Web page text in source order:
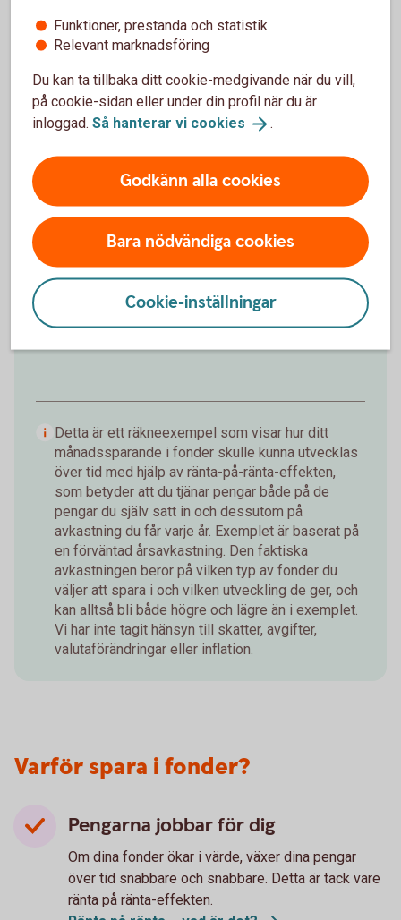
0 %
%
Förväntat sparbelopp om 10 år
86 009 kr
Insättningar från dig är 60 000 kr.Förväntad
avkastning är +26 009 kr.
Logga in och börja månadsspara
Inte kund än? Kontakta oss på 0499-487 50
eller
Detta är ett räkneexempel som visar hur ditt
månadssparande i fonder skulle kunna utvecklas
över tid med hjälp av ränta-på-ränta-effekten,
som betyder att du tjänar pengar både på de
pengar du själv satt in och dessutom på
avkastning du får varje år. Exemplet är baserat på
en förväntad årsavkastning. Den faktiska
avkastningen beror på vilken typ av fonder du
väljer att spara i och vilken utveckling de ger, och
kan alltså bli både högre och lägre än i exemplet.
Vi har inte tagit hänsyn till skatter, avgifter,
valutaförändringar eller inflation.
Varför spara i fonder?
Pengarna jobbar för dig
Om dina fonder ökar i värde, växer dina pengar
över tid snabbare och snabbare. Detta är tack vare
ränta på ränta-effekten.
Funktioner, prestanda och statistik
Relevant marknadsföring
Du kan ta tillbaka ditt cookie-medgivande när du vill,
på cookie-sidan eller under din profil när du är
inloggad. Så hanterar vi cookies .
Godkänn alla cookies
Bara nödvändiga cookies
Cookie-inställningar